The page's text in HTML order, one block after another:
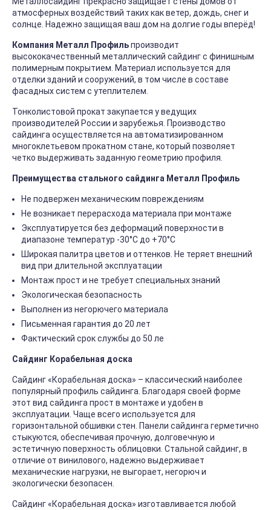
атмосферных воздействий таких как ветер, дождь, снег и
солнце. Надежно защищая ваш дом на долгие годы вперёд!
Компания Металл Профильпроизводит
высококачественный металлический сайдинг с финишным
полимерным покрытием. Материал используется для
отделки зданий и сооружений, в том числе в составе
фасадных систем с утеплителем.
Тонколистовой прокат закупается у ведущих
производителей России и зарубежья. Производство
сайдинга осуществляется на автоматизированном
многоклетьевом прокатном стане, который позволяет
четко выдерживать заданную геометрию профиля.
Преимущества стального сайдинга Металл Профиль
Не подвержен механическим повреждениям
Не возникает перерасхода материала при монтаже
Эксплуатируется без деформаций поверхности в
диапазоне температур -30°C до +70°C
Широкая палитра цветов и оттенков. Не теряет внешний
вид при длительной эксплуатации
Монтаж прост и не требует специальных знаний
Экологическая безопасность
Выполнен из негорючего материала
Письменная гарантия до 20 лет
Фактический срок службы до 50 ле
Сайдинг Корабельная доска
Сайдинг «Корабельная доска» – классический наиболее
популярный профиль сайдинга. Благодаря своей форме
этот вид сайдинга прост в монтаже и удобен в
эксплуатации. Чаще всего используется для
горизонтальной обшивки стен. Панели сайдинга герметично
стыкуются, обеспечивая прочную, долговечную и
эстетичную поверхность облицовки. Стальной сайдинг, в
отличие от винилового, надежно выдерживает
механические нагрузки, не выгорает, негорюч и
экологически безопасен.
Сайдинг «Корабельная доска» изготавливается любой